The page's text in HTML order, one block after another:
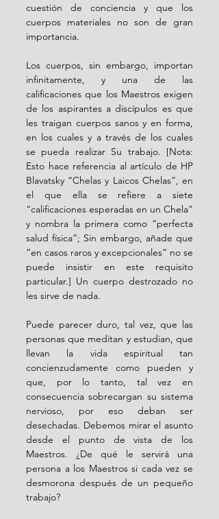
cuestión de conciencia y que los
cuerpos materiales no son de gran
importancia.
Los cuerpos, sin embargo, importan
infinitamente, y una de las
calificaciones que los Maestros exigen
de los aspirantes a discípulos es que
les traigan cuerpos sanos y en forma,
en los cuales y a través de los cuales
se pueda realizar Su trabajo. [Nota:
Esto hace referencia al artículo de HP
Blavatsky “Chelas y Laicos Chelas”, en
el que ella se refiere a siete
“calificaciones esperadas en un Chela”
y nombra la primera como “perfecta
salud física”; Sin embargo, añade que
“en casos raros y excepcionales” no se
puede insistir en este requisito
particular.] Un cuerpo destrozado no
les sirve de nada.
Puede parecer duro, tal vez, que las
personas que meditan y estudian, que
llevan la vida espiritual tan
concienzudamente como pueden y
que, por lo tanto, tal vez en
consecuencia sobrecargan su sistema
nervioso, por eso deban ser
desechadas. Debemos mirar el asunto
desde el punto de vista de los
Maestros. ¿De qué le servirá una
persona a los Maestros si cada vez se
desmorona después de un pequeño
trabajo?